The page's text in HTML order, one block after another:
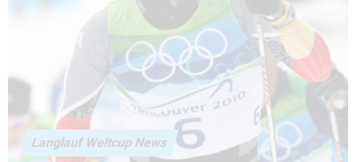
Langlauf Weltcup News